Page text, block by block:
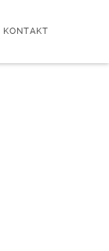
KONTAKT